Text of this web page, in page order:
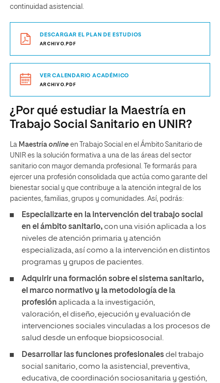
continuidad asistencial.
DESCARGAR EL PLAN DE ESTUDIOS
ARCHIVO.PDF
VER CALENDARIO ACADÉMICO
ARCHIVO.PDF
¿Por qué estudiar la Maestría en
Trabajo Social Sanitario en UNIR?
La Maestría online en Trabajo Social en el Ámbito Sanitario de
UNIR es la solución formativa a una de las áreas del sector
sanitario con mayor demanda profesional. Te formarás para
ejercer una profesión consolidada que actúa como garante del
bienestar social y que contribuye a la atención integral de los
pacientes, familias, grupos y comunidades. Así, podrás:
Especializarteen la intervención del trabajo social
en el ámbito sanitario,con una visión aplicada a los
niveles de atención primaria y atención
especializada, así como a la intervención en distintos
programas y grupos de pacientes.
Adquirir unaformación sobre el sistema sanitario,
el marco normativo y la metodología de la
profesión aplicada a la investigación,
valoración, el diseño, ejecución y evaluación de
intervenciones sociales vinculadas a los procesos de
salud desde un enfoque biopsicosocial.
Desarrollar las funciones profesionalesdel trabajo
social sanitario, como la asistencial, preventiva,
educativa, de coordinación sociosanitaria y gestión,